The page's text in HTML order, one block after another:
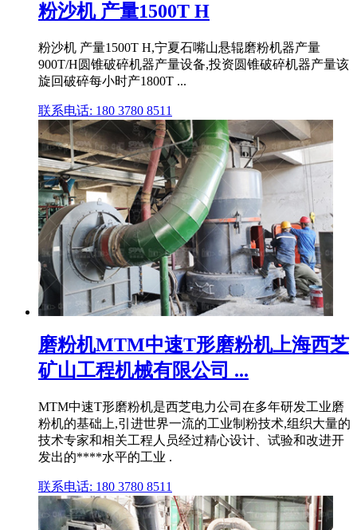
粉沙机 产量1500T H
粉沙机 产量1500T H,宁夏石嘴山悬辊磨粉机器产量
900T/H圆锥破碎机器产量设备,投资圆锥破碎机器产量该
旋回破碎每小时产1800T ...
联系电话: 180 3780 8511
磨粉机MTM中速T形磨粉机上海西芝
矿山工程机械有限公司 ...
MTM中速T形磨粉机是西芝电力公司在多年研发工业磨
粉机的基础上,引进世界一流的工业制粉技术,组织大量的
技术专家和相关工程人员经过精心设计、试验和改进开
发出的****水平的工业 .
联系电话: 180 3780 8511